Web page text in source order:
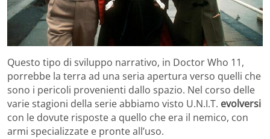
Questo tipo di sviluppo narrativo, in Doctor Who 11,
porrebbe la terra ad una seria apertura verso quelli che
sono i pericoli provenienti dallo spazio. Nel corso delle
varie stagioni della serie abbiamo visto U.N.I.T. evolversi
con le dovute risposte a quello che era il nemico, con
armi specializzate e pronte all’uso.